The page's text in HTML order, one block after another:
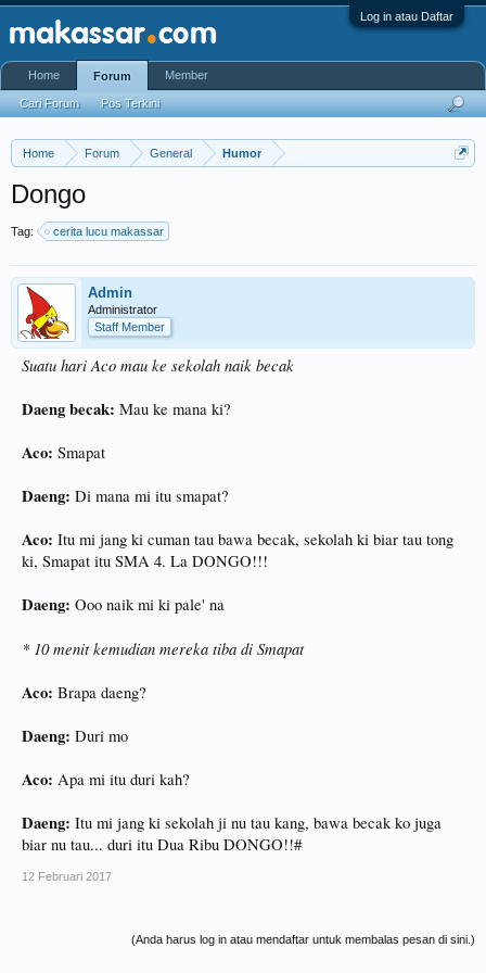
Log in atau Daftar
Home Forum General Humor
Dongo
Tag: cerita lucu makassar
Admin
Administrator
Staff Member
Suatu hari Aco mau ke sekolah naik becak
Daeng becak: Mau ke mana ki?
Aco: Smapat
Daeng: Di mana mi itu smapat?
Aco: Itu mi jang ki cuman tau bawa becak, sekolah ki biar tau tong
ki, Smapat itu SMA 4. La DONGO!!!
Daeng: Ooo naik mi ki pale' na
* 10 menit kemudian mereka tiba di Smapat
Aco: Brapa daeng?
Daeng: Duri mo
Aco: Apa mi itu duri kah?
Daeng: Itu mi jang ki sekolah ji nu tau kang, bawa becak ko juga
biar nu tau... duri itu Dua Ribu DONGO!!#
12 Februari 2017
(Anda harus log in atau mendaftar untuk membalas pesan di sini.)
Home Forum
Cari Forum Pos Terkini
Member